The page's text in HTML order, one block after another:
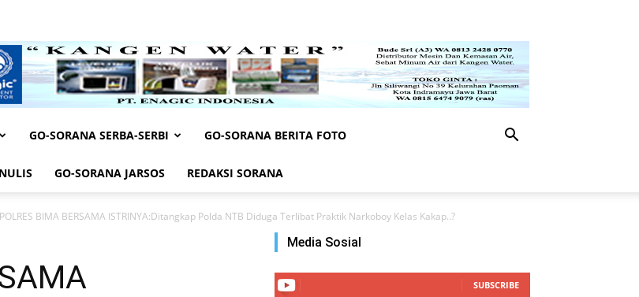
GO-SORANA SERBA-SERBI GO-SORANA BERITA FOTO
GO-SORANA JARSOS REDAKSI SORANA
BIMA BERSAMA ISTRINYA:Ditangkap Polda NTB Diduga Terlibat Praktik Narkoboy Kelas Kakap..?
Media Sosial
SUBSCRIBE